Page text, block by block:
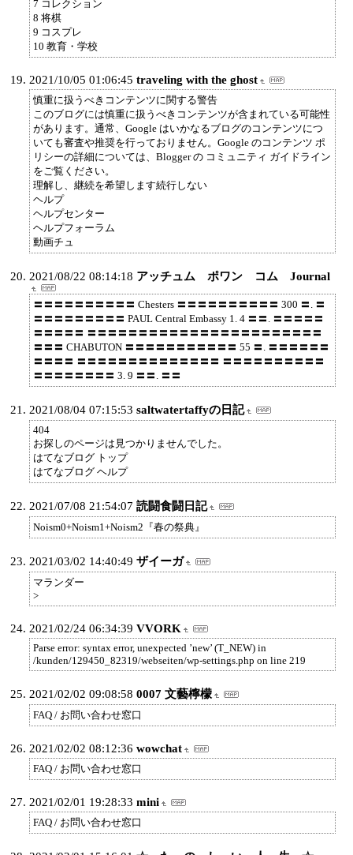
7 コレクション
8 将棋
9 コスプレ
10 教育・学校
2021/10/05 01:06:45 traveling with the ghost
慎重に扱うべきコンテンツに関する警告
このブログには慎重に扱うべきコンテンツが含まれている可能性
があります。通常、Google はいかなるブログのコンテンツにつ
いても審査や推奨を行っておりません。Google のコンテンツ ポ
リシーの詳細については、Blogger の コミュニティ ガイドライン
をご覧ください。
理解し、継続を希望します続行しない
ヘルプ
ヘルプセンター
ヘルプフォーラム
動画チュ
2021/08/22 08:14:18 アッチュム ポワン コム Journal
〓〓〓〓〓〓〓〓〓〓 Chesters 〓〓〓〓〓〓〓〓〓〓 300 〓. 〓
〓〓〓〓〓〓〓〓〓 PAUL Central Embassy 1. 4 〓〓. 〓〓〓〓〓
〓〓〓〓〓 〓〓〓〓〓〓〓〓〓〓〓〓〓〓〓〓〓〓〓〓〓〓〓
〓〓〓 CHABUTON 〓〓〓〓〓〓〓〓〓〓〓 55 〓. 〓〓〓〓〓〓
〓〓〓〓 〓〓〓〓〓〓〓〓〓〓〓〓〓〓 〓〓〓〓〓〓〓〓〓〓
〓〓〓〓〓〓〓〓 3. 9 〓〓. 〓〓
2021/08/04 07:15:53 saltwatertaffyの日記
404
お探しのページは見つかりませんでした。
はてなブログ トップ
はてなブログ ヘルプ
2021/07/08 21:54:07 読闘食闘日記
Noism0+Noism1+Noism2『春の祭典』
2021/03/02 14:40:49 ザイーガ
マランダー
>
2021/02/24 06:34:39 VVORK
Parse error: syntax error, unexpected ’new’ (T_NEW) in
/kunden/129450_82319/webseiten/wp-settings.php on line 219
2021/02/02 09:08:58 0007 文藝檸檬
FAQ / お問い合わせ窓口
2021/02/02 08:12:36 wowchat
FAQ / お問い合わせ窓口
2021/02/01 19:28:33 mini
FAQ / お問い合わせ窓口